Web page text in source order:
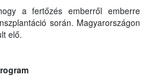
a fertőzés emberről emberre
során. Magyarországon
elő.